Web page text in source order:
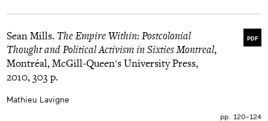
PDF
Sean Mills. The Empire Within: Postcolonial
Thought and Political Activism in Sixties Montreal,
Montréal, McGill-Queen's University Press,
2010, 303 p.
Mathieu Lavigne
pp. 120–124